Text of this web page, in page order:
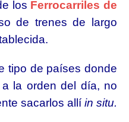
los Ferrocarriles de
de trenes de largo
tipo de países donde
a la orden del día, no
sacarlos allí in situ.